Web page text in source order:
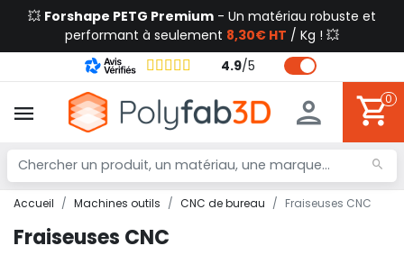
💥 Forshape PETG Premium - Un matériau robuste et
performant à seulement 8,30€ HT / Kg ! 💥
4.9/5
0
Accueil Machines outils CNC de bureau Fraiseuses CNC
Fraiseuses CNC